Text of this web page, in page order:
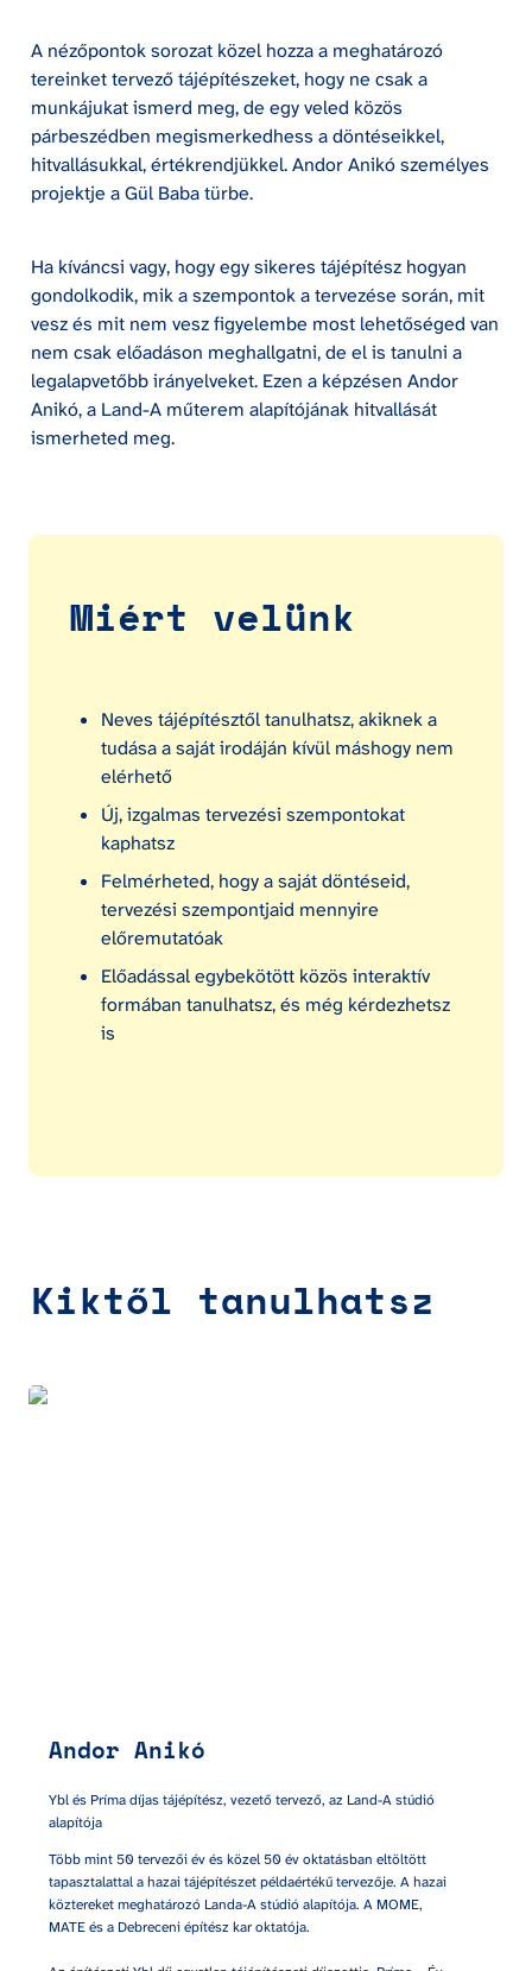
A nézőpontok sorozat közel hozza a meghatározó
tereinket tervező tájépítészeket, hogy ne csak a
munkájukat ismerd meg, de egy veled közös
párbeszédben megismerkedhess a döntéseikkel,
hitvallásukkal, értékrendjükkel. Andor Anikó személyes
projektje a Gül Baba türbe.
Ha kíváncsi vagy, hogy egy sikeres tájépítész hogyan
gondolkodik, mik a szempontok a tervezése során, mit
vesz és mit nem vesz figyelembe most lehetőséged van
nem csak előadáson meghallgatni, de el is tanulni a
legalapvetőbb irányelveket. Ezen a képzésen Andor
Anikó, a Land-A műterem alapítójának hitvallását
ismerheted meg.
Miért velünk
Neves tájépítésztől tanulhatsz, akiknek a
tudása a saját irodáján kívül máshogy nem
elérhető
Új, izgalmas tervezési szempontokat
kaphatsz
Felmérheted, hogy a saját döntéseid,
tervezési szempontjaid mennyire
előremutatóak
Előadással egybekötött közös interaktív
formában tanulhatsz, és még kérdezhetsz
is
Kiktől tanulhatsz
Andor Anikó
Andor Anikó
Ybl és Príma díjas tájépítész, vezető tervező, az Land-A stúdió
alapítója
Több mint 50 tervezői év és közel 50 év oktatásban eltöltött
tapasztalattal a hazai tájépítészet példaértékű tervezője. A hazai
köztereket meghatározó Landa-A stúdió alapítója. A MOME,
MATE és a Debreceni építész kar oktatója.